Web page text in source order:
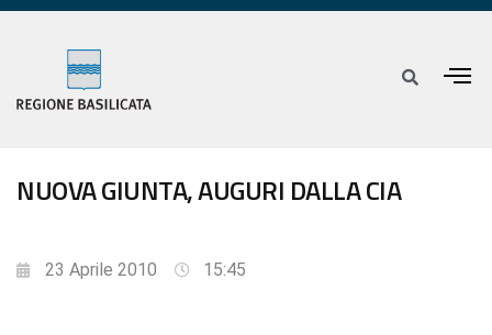
NUOVA GIUNTA, AUGURI DALLA CIA
23 Aprile 2010 15:45